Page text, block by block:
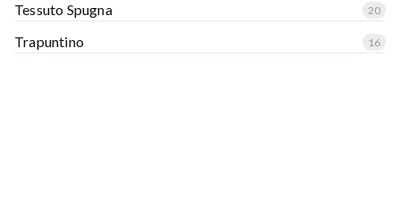
Tessuto Spugna 20
Trapuntino 16